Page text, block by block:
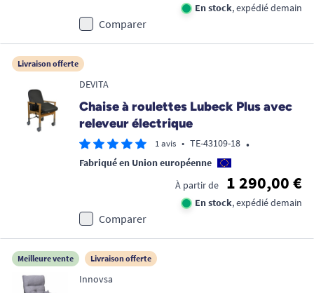
En stock, expédié demain
Comparer
Livraison offerte
DEVITA
Chaise à roulettes Lubeck Plus avec
releveur électrique
1 avis • TE-43109-18 •
Fabriqué en Union européenne
À partir de
1 290,00 €
En stock, expédié demain
Comparer
Meilleure vente Livraison offerte
Innovsa